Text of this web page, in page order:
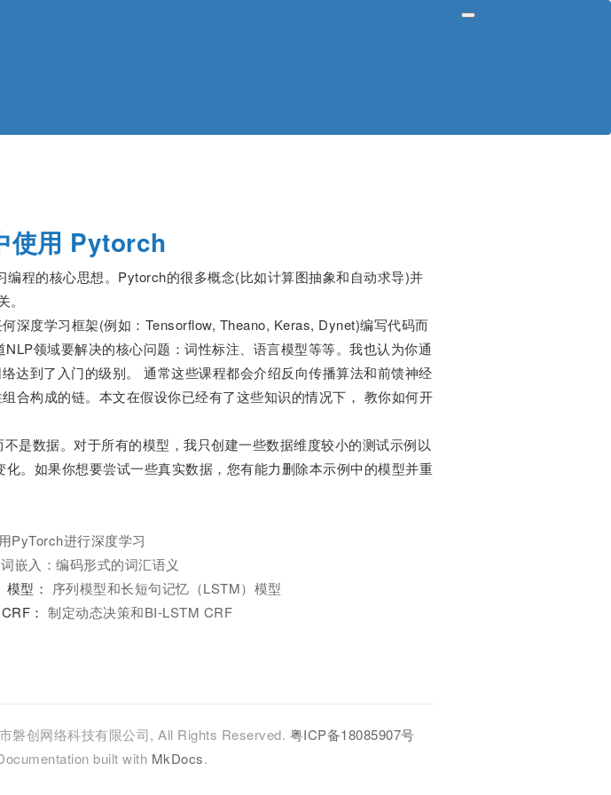
使用 Pytorch
程的核心思想。Pytorch的很多概念(比如计算图抽象和自动求导)并
深度学习框架(例如：Tensorflow, Theano, Keras, Dynet)编写代码而
领域要解决的核心问题：词性标注、语言模型等等。我也认为你通
达到了入门的级别。 通常这些课程都会介绍反向传播算法和前馈神经
合构成的链。本文在假设你已经有了这些知识的情况下， 教你如何开
不是数据。对于所有的模型，我只创建一些数据维度较小的测试示例以
。如果你想要尝试一些真实数据，您有能力删除本示例中的模型并重
PyTorch进行深度学习
词嵌入：编码形式的词汇语义
型：
序列模型和长短句记忆（LSTM）模型
： 制定动态决策和BI-LSTM CRF
磐创网络科技有限公司, All Rights Reserved. 粤ICP备18085907号
built with MkDocs.